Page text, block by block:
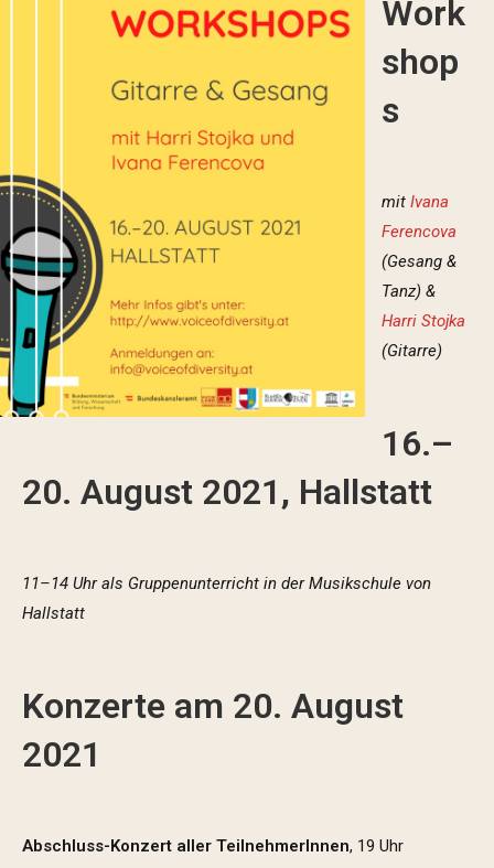
Work
shop
s
mit Ivana
Ferencova
(Gesang &
Tanz) &
Harri Stojka
(Gitarre)
16.–
20. August 2021, Hallstatt
11–14 Uhr als Gruppenunterricht in der Musikschule von
Hallstatt
Konzerte am 20. August
2021
Abschluss-Konzert aller TeilnehmerInnen, 19 Uhr